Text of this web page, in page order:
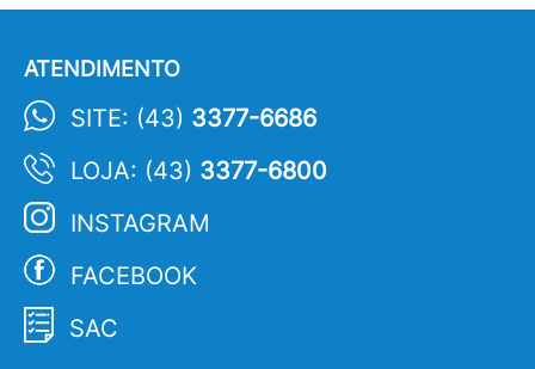
ATENDIMENTO
SITE: (43) 3377-6686
LOJA: (43) 3377-6800
INSTAGRAM
FACEBOOK
SAC